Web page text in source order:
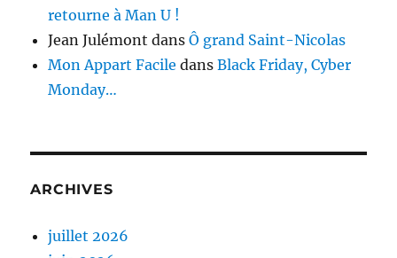
retourne à Man U !
Jean Julémont dansÔ grand Saint-Nicolas
Mon Appart Facile dansBlack Friday, Cyber
Monday…
ARCHIVES
juillet 2026